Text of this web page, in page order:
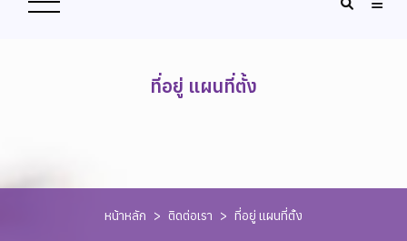
ที่อยู่ แผนที่ตั้ง
หน้าหลัก > ติดต่อเรา > ที่อยู่ แผนที่ตั้ง